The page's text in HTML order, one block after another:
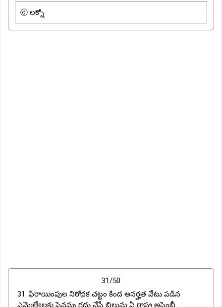
ⓓ లక్నో
31/50
31. ఫిరాయింపుల నిరోధక చట్టం కింద అనర్హత వేటు పడిన
ఎమ్మెల్యేలకు పెన్షన్ను రద్దు చేసే బిల్లును ఏ రాష్ట్ర అసెంబ్లీ